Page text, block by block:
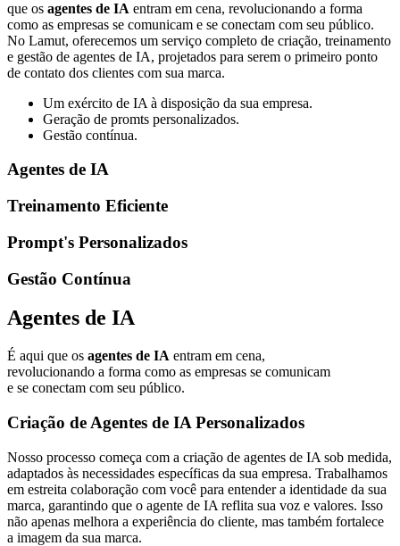
que os agentes de IA entram em cena, revolucionando a forma
como as empresas se comunicam e se conectam com seu público.
No Lamut, oferecemos um serviço completo de criação, treinamento
e gestão de agentes de IA, projetados para serem o primeiro ponto
de contato dos clientes com sua marca.
Um exército de IA à disposição da sua empresa.
Geração de promts personalizados.
Gestão contínua.
Agentes de IA
Treinamento Eficiente
Prompt's Personalizados
Gestão Contínua
Agentes de IA
É aqui que os agentes de IA entram em cena,
revolucionando a forma como as empresas se comunicam
e se conectam com seu público.
Criação de Agentes de IA Personalizados
Nosso processo começa com a criação de agentes de IA sob medida,
adaptados às necessidades específicas da sua empresa. Trabalhamos
em estreita colaboração com você para entender a identidade da sua
marca, garantindo que o agente de IA reflita sua voz e valores. Isso
não apenas melhora a experiência do cliente, mas também fortalece
a imagem da sua marca.